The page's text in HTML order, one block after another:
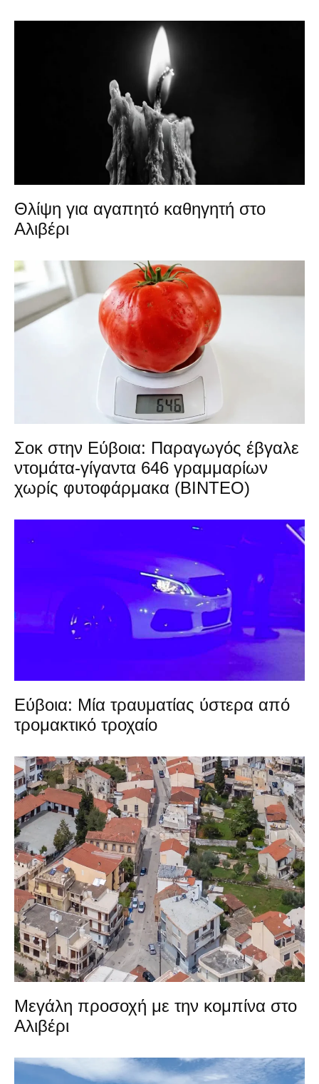
Θλίψη για αγαπητό καθηγητή στο
Αλιβέρι
Σοκ στην Εύβοια: Παραγωγός έβγαλε
ντομάτα-γίγαντα 646 γραμμαρίων
χωρίς φυτοφάρμακα (ΒΙΝΤΕΟ)
Εύβοια: Μία τραυματίας ύστερα από
τρομακτικό τροχαίο
Μεγάλη προσοχή με την κομπίνα στο
Αλιβέρι